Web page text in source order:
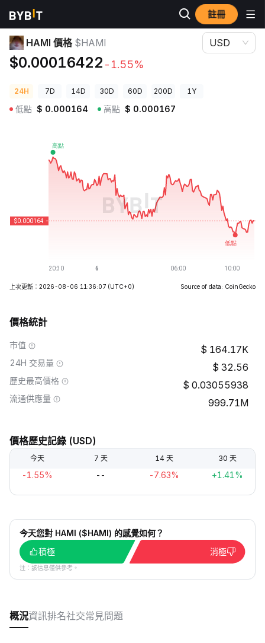
註冊
加密貨幣價格
HAMI 價格 $HAMI
$0.00016422 -1.55%
USD
24H 7D 14D 30D 60D 200D 1Y
低點 $ 0.000164 高點 $ 0.000167
上次更新：2026-08-06 11:36:07 (UTC+0) Source of data: CoinGecko
價格統計
市值 164.17K
24H 交易量 32.56
歷史最高價格 0.03055938
流通供應量 999.71M
價格歷史記錄 (USD)
今天 7 天 14 天 30 天
-1.55% -- -7.63% +1.41%
今天您對 HAMI ($HAMI) 的感覺如何？
積極
消極
注：該信息僅供參考。
概況資訊排名社交常見問題